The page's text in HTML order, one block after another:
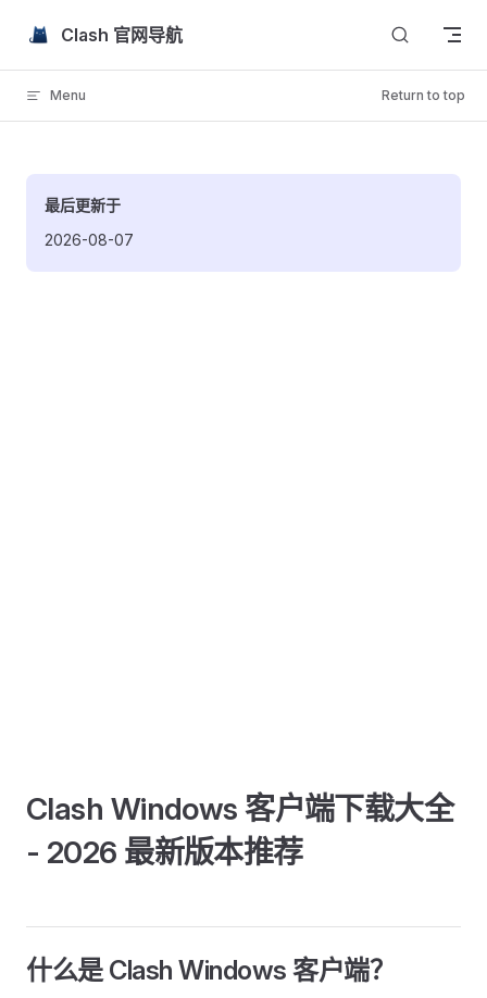
Skip to content
Clash 官网导航
Menu Return to top
最后更新于
2026-08-07
Clash Windows 客户端下载大全
- 2026 最新版本推荐
什么是 Clash Windows 客户端？